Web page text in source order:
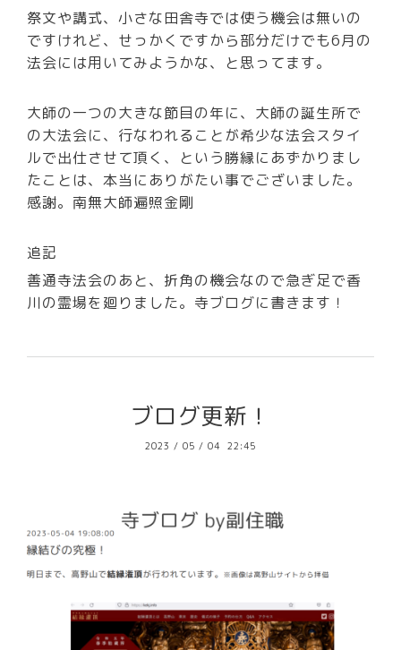
祭文や講式、小さな田舎寺では使う機会は無いの
ですけれど、せっかくですから部分だけでも6月の
法会には用いてみようかな、と思ってます。
大師の一つの大きな節目の年に、大師の誕生所で
の大法会に、行なわれることが希少な法会スタイ
ルで出仕させて頂く、という勝縁にあずかりまし
たことは、本当にありがたい事でございました。
感謝。南無大師遍照金剛
追記
善通寺法会のあと、折角の機会なので急ぎ足で香
川の霊場を廻りました。寺ブログに書きます！
ブログ更新！
2023 / 05 / 04 22:45